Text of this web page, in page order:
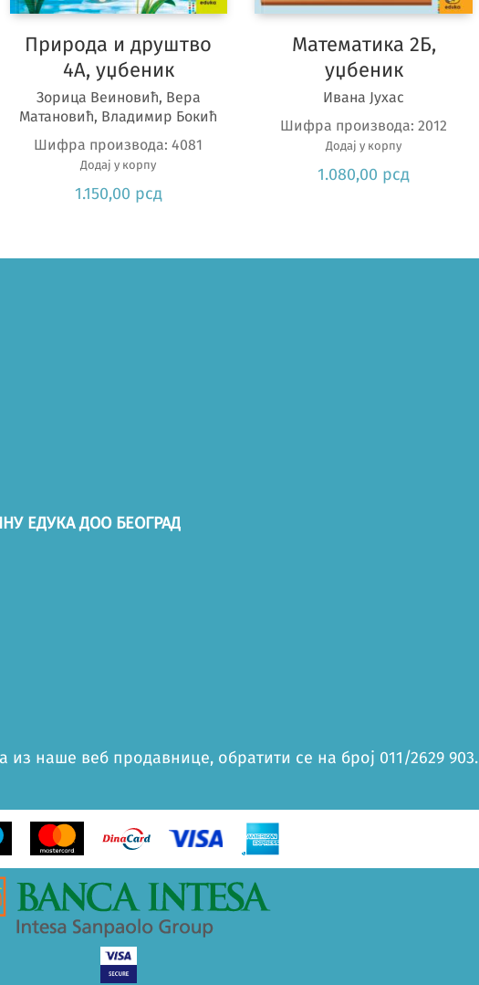
Природа и друштво
4А, уџбеник
Зорица Веиновић, Вера
Матановић, Владимир Бокић
Шифра производа:4081
Додај у корпу
1.150,00 рсд
Математика 2Б,
уџбеник
Ивана Јухас
Шифра производа:2012
Додај у корпу
1.080,00 рсд
ЕДУКА ДОО БЕОГРАД
наше веб продавнице, обратити се на број 011/2629 903.